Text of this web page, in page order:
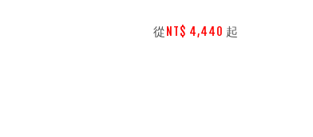
        從
NT$ 4,440 起